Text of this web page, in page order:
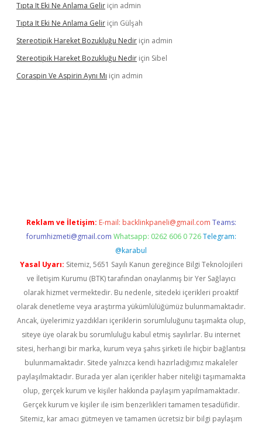
Tıpta It Eki Ne Anlama Gelir için admin
Tıpta It Eki Ne Anlama Gelir için Gülşah
Stereotipik Hareket Bozukluğu Nedir için admin
Stereotipik Hareket Bozukluğu Nedir için Sibel
Coraspin Ve Aspirin Aynı Mı için admin
Reklam ve İletişim: E-mail: backlinkpaneli@gmail.com Teams:
forumhizmeti@gmail.com Whatsapp: 0262 606 0 726 Telegram:
@karabul
Yasal Uyarı: Sitemiz, 5651 Sayılı Kanun gereğince Bilgi Teknolojileri
ve İletişim Kurumu (BTK) tarafından onaylanmış bir Yer Sağlayıcı
olarak hizmet vermektedir. Bu nedenle, sitedeki içerikleri proaktif
olarak denetleme veya araştırma yükümlülüğümüz bulunmamaktadır.
Ancak, üyelerimiz yazdıkları içeriklerin sorumluluğunu taşımakta olup,
siteye üye olarak bu sorumluluğu kabul etmiş sayılırlar. Bu internet
sitesi, herhangi bir marka, kurum veya şahıs şirketi ile hiçbir bağlantısı
bulunmamaktadır. Sitede yalnızca kendi hazırladığımız makaleler
paylaşılmaktadır. Burada yer alan içerikler haber niteliği taşımamakta
olup, gerçek kurum ve kişiler hakkında paylaşım yapılmamaktadır.
Gerçek kurum ve kişiler ile isim benzerlikleri tamamen tesadüfidir.
Sitemiz, kar amacı gütmeyen ve tamamen ücretsiz bir bilgi paylaşım